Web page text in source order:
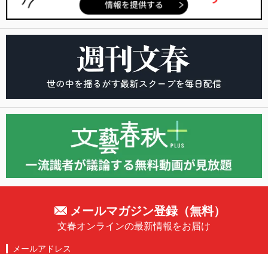
メールマガジン登録（無料）
文春オンラインの最新情報をお届け
メールアドレス